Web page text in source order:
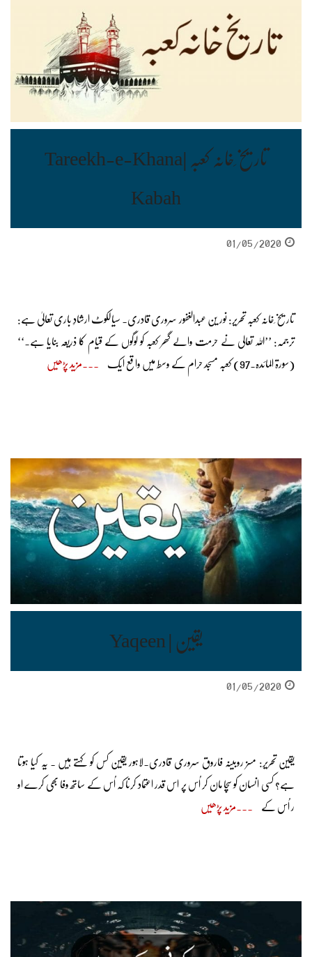
تاریخ ِخانہ کعبہ |Tareekh-e-Khana
Kabah
01/05/2020
تاریخ ِخانہ کعبہ تحریر: نور ین عبدالغفور سروری قادری۔ سیالکوٹ ارشادِ باری تعالیٰ ہے:
ترجمہ: ’’اللہ تعالی نے حرمت والے گھر کعبہ کو لوگوں کے قیام کا ذریعہ بنایا ہے۔‘‘
(سورۃ المائدہ۔97) کعبہ مسجد حرام کے وسط میں واقع ایک مزید پڑھیں
یقین | Yaqeen
01/05/2020
یقین تحریر: مسز روبینہ فاروق سروری قادری۔لاہور یقین کس کو کہتے ہیں ۔ یہ کیا ہوتا
ہے؟ کسی انسان کو سچا مان کر اُس پر اس قدر اعتماد کرنا کہ اُس کے ساتھ وفا بھی کرے او
ر اُس کے مزید پڑھیں